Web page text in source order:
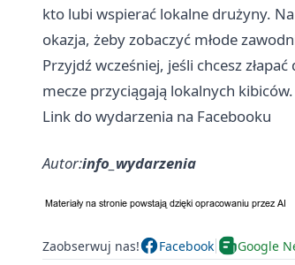
kto lubi wspierać lokalne drużyny.
okazja, żeby zobaczyć młode
Przyjdź wcześniej, jeśli chcesz
mecze przyciągają lokalnych kibiców.
Link do wydarzenia na Facebooku
Autor:info_wydarzenia
Zaobserwuj nas! Facebook Google